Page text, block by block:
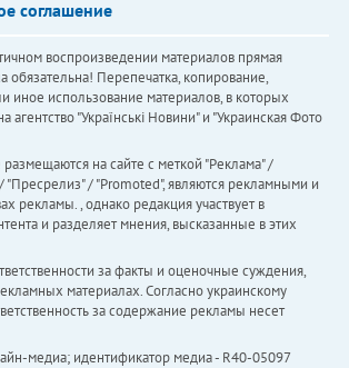
соглашение
воспроизведении материалов прямая
обязательна! Перепечатка, копирование,
иное использование материалов, в которых
агентство "Українськi Новини" и "Украинская Фото
на сайте с меткой "Реклама" /
"Пресрелиз" / "Promoted", являются рекламными и
рекламы. , однако редакция участвует в
и разделяет мнения, высказанные в этих
за факты и оценочные суждения,
материалах. Согласно украинскому
за содержание рекламы несет
медиа; идентификатор медиа - R40-05097